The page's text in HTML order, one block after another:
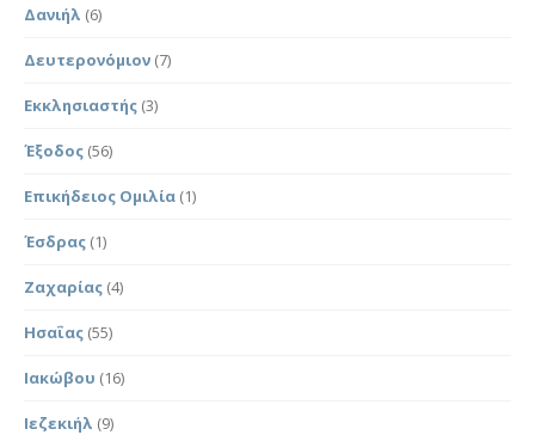
Δανιήλ (6)
Δευτερονόμιον (7)
Εκκλησιαστής (3)
Έξοδος (56)
Επικήδειος Ομιλία (1)
Έσδρας (1)
Ζαχαρίας (4)
Ησαΐας (55)
Ιακώβου (16)
Ιεζεκιήλ (9)